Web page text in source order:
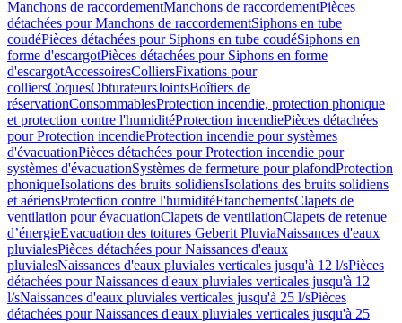
Manchons de raccordementManchons de raccordementPièces
détachées pour Manchons de raccordementSiphons en tube
coudéPièces détachées pour Siphons en tube coudéSiphons en
forme d'escargotPièces détachées pour Siphons en forme
d'escargotAccessoiresColliersFixations pour
colliersCoquesObturateursJointsBoîtiers de
réservationConsommablesProtection incendie, protection phonique
et protection contre l'humiditéProtection incendiePièces détachées
pour Protection incendieProtection incendie pour systèmes
d'évacuationPièces détachées pour Protection incendie pour
systèmes d'évacuationSystèmes de fermeture pour plafondProtection
phoniqueIsolations des bruits solidiensIsolations des bruits solidiens
et aériensProtection contre l'humiditéEtanchementsClapets de
ventilation pour évacuationClapets de ventilationClapets de retenue
d’énergieEvacuation des toitures Geberit PluviaNaissances d'eaux
pluvialesPièces détachées pour Naissances d'eaux
pluvialesNaissances d'eaux pluviales verticales jusqu'à 12 l/sPièces
détachées pour Naissances d'eaux pluviales verticales jusqu'à 12
l/sNaissances d'eaux pluviales verticales jusqu'à 25 l/sPièces
détachées pour Naissances d'eaux pluviales verticales jusqu'à 25